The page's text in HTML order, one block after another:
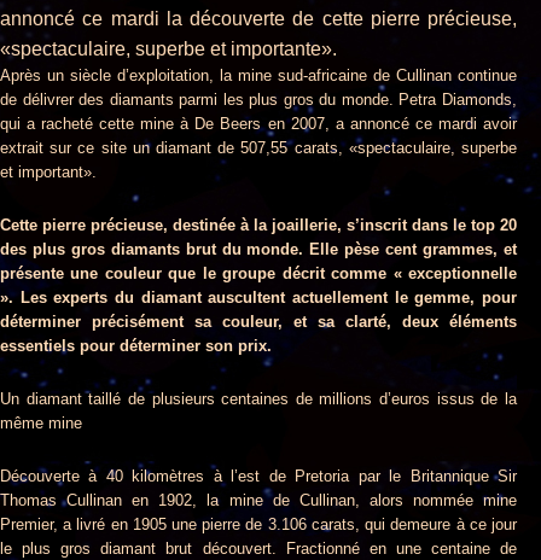
annoncé ce mardi la découverte de cette pierre précieuse,
«spectaculaire, superbe et importante».
Après un siècle d’exploitation, la mine sud-africaine de Cullinan continue
de délivrer des diamants parmi les plus gros du monde. Petra Diamonds,
qui a racheté cette mine à De Beers en 2007, a annoncé ce mardi avoir
extrait sur ce site un diamant de 507,55 carats, «spectaculaire, superbe
et important».
Cette pierre précieuse, destinée à la joaillerie, s’inscrit dans le top 20
des plus gros diamants brut du monde. Elle pèse cent grammes, et
présente une couleur que le groupe décrit comme « exceptionnelle
». Les experts du diamant auscultent actuellement le gemme, pour
déterminer précisément sa couleur, et sa clarté, deux éléments
essentiels pour déterminer son prix.
Un diamant taillé de plusieurs centaines de millions d’euros issus de la
même mine
Découverte à 40 kilomètres à l’est de Pretoria par le Britannique Sir
Thomas Cullinan en 1902, la mine de Cullinan, alors nommée mine
Premier, a livré en 1905 une pierre de 3.106 carats, qui demeure à ce jour
le plus gros diamant brut découvert. Fractionné en une centaine de